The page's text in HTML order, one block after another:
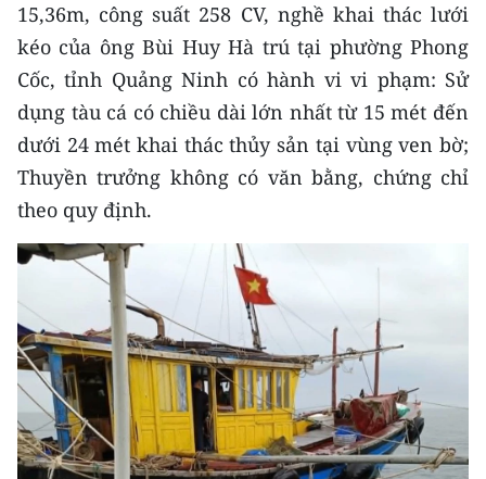
Duyên hải Nam Trung Bộ và Tây
Nguyên
Đông Nam Bộ
Đồng bằng sông Cửu Long
Chuyên trang Hà Nội
Chuyên trang TP. Hồ Chí Minh
CHUYÊN ĐỀ
CÁC CHUYÊN TRANG
VỀ BÁO NHÂN DÂN
THỜI NAY
15,36m, công suất 258 CV, nghề khai thác lưới
kéo của ông Bùi Huy Hà trú tại phường Phong
Cốc, tỉnh Quảng Ninh có hành vi vi phạm: Sử
dụng tàu cá có chiều dài lớn nhất từ 15 mét đến
dưới 24 mét khai thác thủy sản tại vùng ven bờ;
Thuyền trưởng không có văn bằng, chứng chỉ
theo quy định.